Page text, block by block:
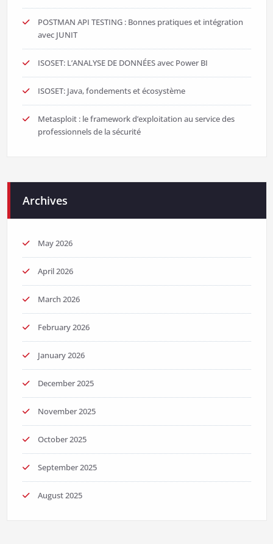
POSTMAN API TESTING : Bonnes pratiques et intégration
avec JUNIT
ISOSET: L’ANALYSE DE DONNÉES avec Power BI
ISOSET: Java, fondements et écosystème
Metasploit : le framework d’exploitation au service des
professionnels de la sécurité
Archives
May 2026
April 2026
March 2026
February 2026
January 2026
December 2025
November 2025
October 2025
September 2025
August 2025